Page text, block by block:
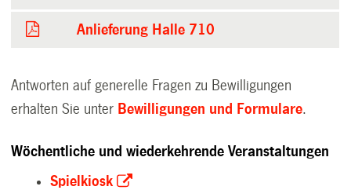
Anlieferung Halle 710
Antworten auf generelle Fragen zu Bewilligungen
erhalten Sie unter Bewilligungen und Formulare.
Wöchentliche und wiederkehrende Veranstaltungen
Spielkiosk